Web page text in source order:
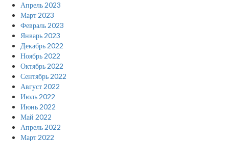
Апрель 2023
Март 2023
Февраль 2023
Январь 2023
Декабрь 2022
Ноябрь 2022
Октябрь 2022
Сентябрь 2022
Август 2022
Июль 2022
Июнь 2022
Май 2022
Апрель 2022
Март 2022